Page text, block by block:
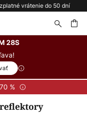
50 dní
27S
%